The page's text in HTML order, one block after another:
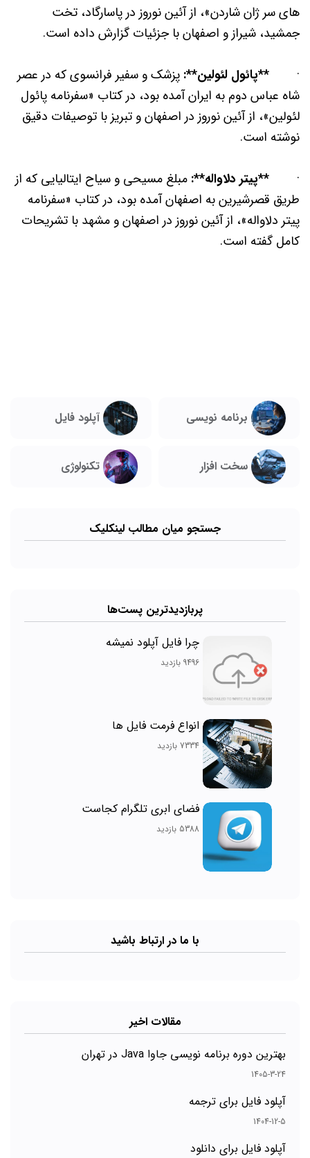
های سر ژان شاردن»، از آئین نوروز در پاسارگاد، تخت
جمشید، شیراز و اصفهان با جزئیات گزارش داده است.
· **پائول لئولین**: پزشک و سفیر فرانسوی که در عصر
شاه عباس دوم به ایران آمده بود، در کتاب «سفرنامه پائول
لئولین»، از آئین نوروز در اصفهان و تبریز با توصیفات دقیق
نوشته است.
· **پیتر دلاواله**: مبلغ مسیحی و سیاح ایتالیایی که از
طریق قصرشیرین به اصفهان آمده بود، در کتاب «سفرنامه
پیتر دلاواله»، از آئین نوروز در اصفهان و مشهد با تشریحات
کامل گفته است.
برنامه نویسی آپلود فایل
سخت افزار تکنولوژی
جستجو میان مطالب لینکلیک
پربازدیدترین پست‌ها
چرا فایل آپلود نمیشه
9496 بازدید
انواع فرمت فایل ها
7334 بازدید
فضای ابری تلگرام کجاست
5388 بازدید
با ما در ارتباط باشید
مقالات اخیر
بهترین دوره برنامه نویسی جاوا Java در تهران
1405-3-24
آپلود فایل برای ترجمه
1404-12-5
آپلود فایل برای دانلود